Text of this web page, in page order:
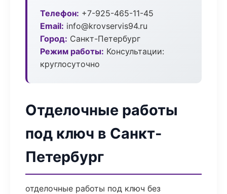
Телефон: +7-925-465-11-45
Email: info@krovservis94.ru
Город: Санкт-Петербург
Режим работы: Консультации:
круглосуточно
Отделочные работы
под ключ в Санкт-
Петербург
отделочные работы под ключ без